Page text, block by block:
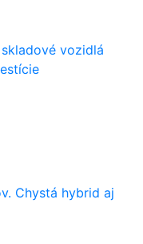
vozidlá
Chystá hybrid aj